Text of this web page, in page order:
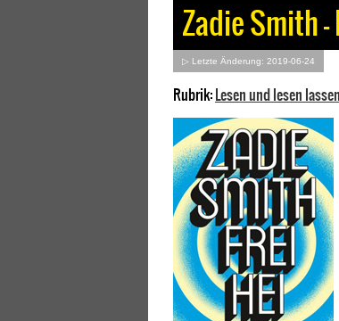
Zadie Smith
▷ Letzte Änderung: 2019-06-24
Rubrik:Lesen und lesen lassen